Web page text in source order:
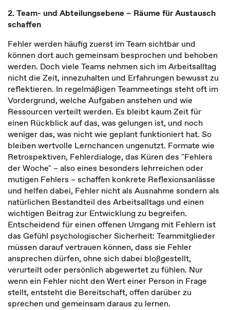
2. Team- und Abteilungsebene – Räume für Austausch
schaffen
Fehler werden häufig zuerst im Team sichtbar und
können dort auch gemeinsam besprochen und behoben
werden. Doch viele Teams nehmen sich im Arbeitsalltag
nicht die Zeit, innezuhalten und Erfahrungen bewusst zu
reflektieren. In regelmäßigen Teammeetings steht oft im
Vordergrund, welche Aufgaben anstehen und wie
Ressourcen verteilt werden. Es bleibt kaum Zeit für
einen Rückblick auf das, was gelungen ist, und noch
weniger das, was nicht wie geplant funktioniert hat. So
bleiben wertvolle Lernchancen ungenutzt. Formate wie
Retrospektiven, Fehlerdialoge, das Küren des "Fehlers
der Woche" – also eines besonders lehrreichen oder
mutigen Fehlers – schaffen konkrete Reflexionsanlässe
und helfen dabei, Fehler nicht als Ausnahme sondern als
natürlichen Bestandteil des Arbeitsalltags und einen
wichtigen Beitrag zur Entwicklung zu begreifen.
Entscheidend für einen offenen Umgang mit Fehlern ist
das Gefühl psychologischer Sicherheit: Teammitglieder
müssen darauf vertrauen können, dass sie Fehler
ansprechen dürfen, ohne sich dabei bloßgestellt,
verurteilt oder persönlich abgewertet zu fühlen. Nur
wenn ein Fehler nicht den Wert einer Person in Frage
stellt, entsteht die Bereitschaft, offen darüber zu
sprechen und gemeinsam daraus zu lernen.